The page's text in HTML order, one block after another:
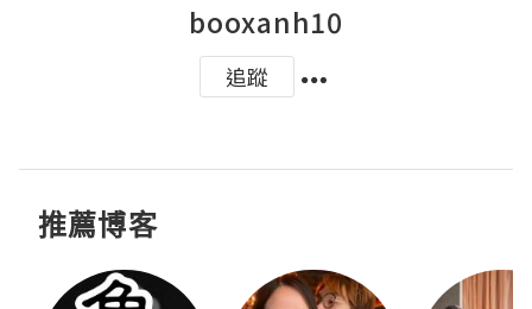
booxanh10
追蹤
推薦博客